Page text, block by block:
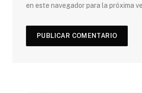
en este navegador para la próxima